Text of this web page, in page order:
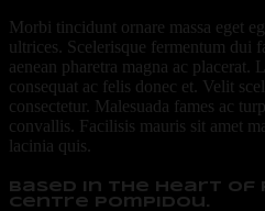
Morbi tincidunt ornare massa eget
ultrices. Scelerisque fermentum dui
aenean pharetra magna ac placerat.
consequat ac felis donec et. Velit
consectetur. Malesuada fames ac
convallis. Facilisis mauris sit amet
lacinia quis.
Based in the heart of
Centre Pompidou.